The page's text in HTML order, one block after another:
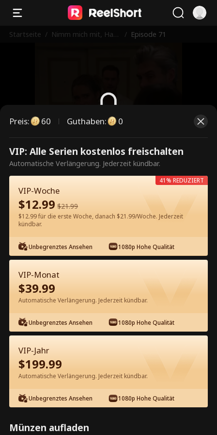
Startseite / Nimm mich mit, Had
/ Episode 71
Dies ist eine kostenpflichtige
Episode. Bitte entsperren, um
weiterzusehen.
60Jetzt entsperren
Kostenlos in der App ansehen
Episode 71 - Nimm mich mit, Hades,
ich sterbe gleich Kompletter Film
0-49 50-74
70 71 72 73
Preis: 60 Guthaben: 0
VIP: Alle Serien kostenlos freischalten
Automatische Verlängerung. Jederzeit kündbar.
VIP-Woche
$12.99 $21.99
$12.99 für die erste Woche, danach $21.99/Woche. Jederzeit
kündbar.
Unbegrenztes Ansehen 1080p Hohe Qualität
41% REDUZIERT
VIP-Monat
$39.99
Automatische Verlängerung. Jederzeit kündbar.
Unbegrenztes Ansehen 1080p Hohe Qualität
VIP-Jahr
$199.99
Automatische Verlängerung. Jederzeit kündbar.
Unbegrenztes Ansehen 1080p Hohe Qualität
Münzen aufladen